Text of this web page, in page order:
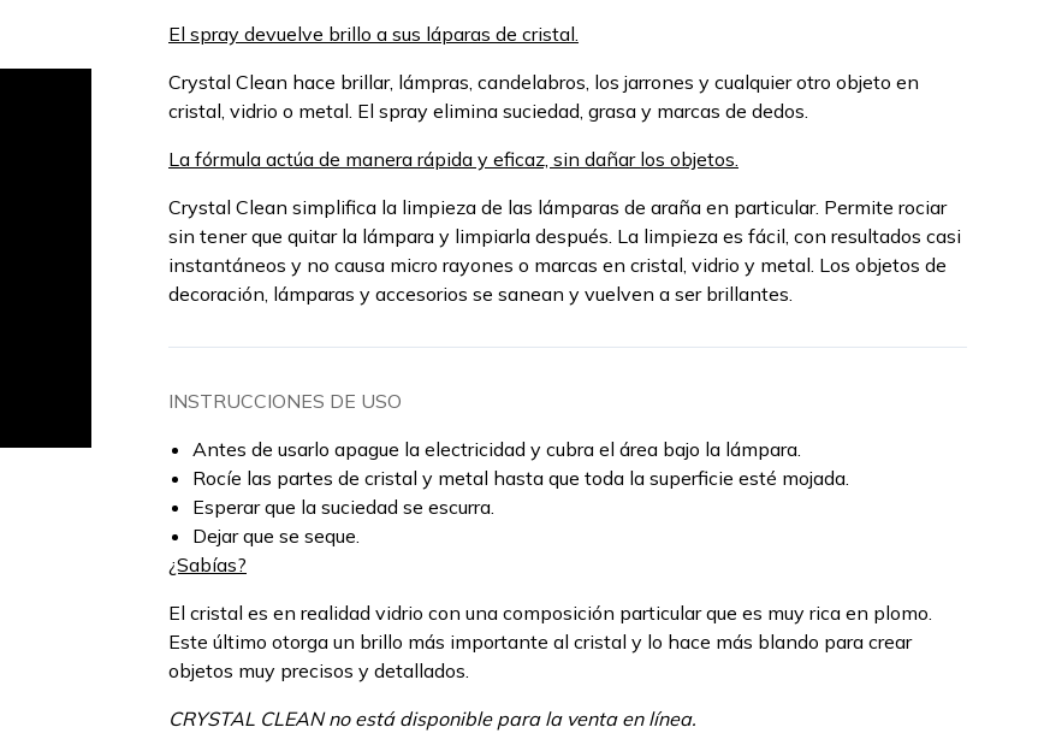
El spray devuelve brillo a sus láparas de cristal.
Crystal Clean hace brillar, lámpras, candelabros, los jarrones y cualquier otro objeto en
cristal, vidrio o metal. El spray elimina suciedad, grasa y marcas de dedos.
La fórmula actúa de manera rápida y eficaz, sin dañar los objetos.
Crystal Clean simplifica la limpieza de las lámparas de araña en particular. Permite rociar
sin tener que quitar la lámpara y limpiarla después. La limpieza es fácil, con resultados casi
instantáneos y no causa micro rayones o marcas en cristal, vidrio y metal. Los objetos de
decoración, lámparas y accesorios se sanean y vuelven a ser brillantes.
INSTRUCCIONES DE USO
Antes de usarlo apague la electricidad y cubra el área bajo la lámpara.
Rocíe las partes de cristal y metal hasta que toda la superficie esté mojada.
Esperar que la suciedad se escurra.
Dejar que se seque.
¿Sabías?
El cristal es en realidad vidrio con una composición particular que es muy rica en plomo.
Este último otorga un brillo más importante al cristal y lo hace más blando para crear
objetos muy precisos y detallados.
CRYSTAL CLEAN no está disponible para la venta en línea.